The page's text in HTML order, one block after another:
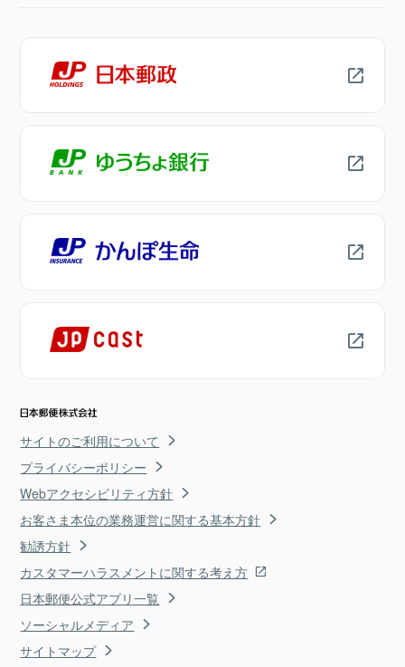
サイトのご利用について
プライバシーポリシー
Webアクセシビリティ方針
お客さま本位の業務運営に関する基本方針
勧誘方針
カスタマーハラスメントに関する考え方
日本郵便公式アプリ一覧
ソーシャルメディア
サイトマップ